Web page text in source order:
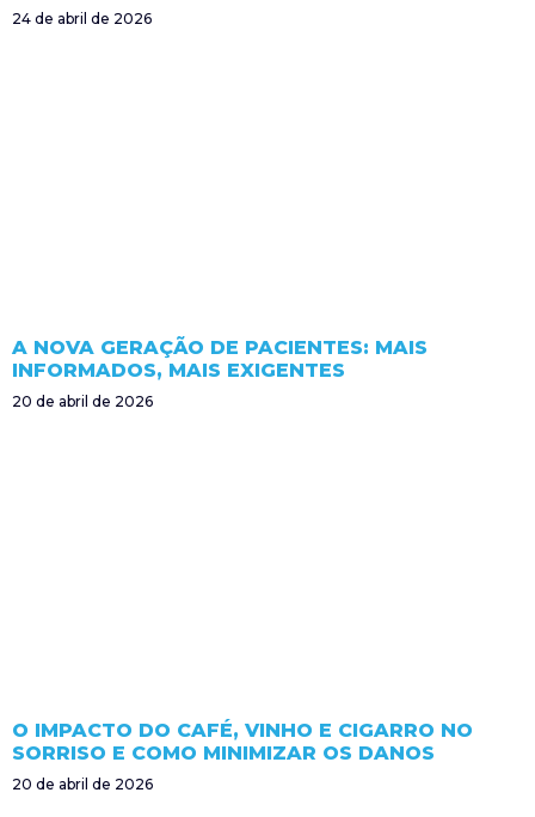
24 de abril de 2026
A NOVA GERAÇÃO DE PACIENTES: MAIS
INFORMADOS, MAIS EXIGENTES
20 de abril de 2026
O IMPACTO DO CAFÉ, VINHO E CIGARRO NO
SORRISO E COMO MINIMIZAR OS DANOS
20 de abril de 2026